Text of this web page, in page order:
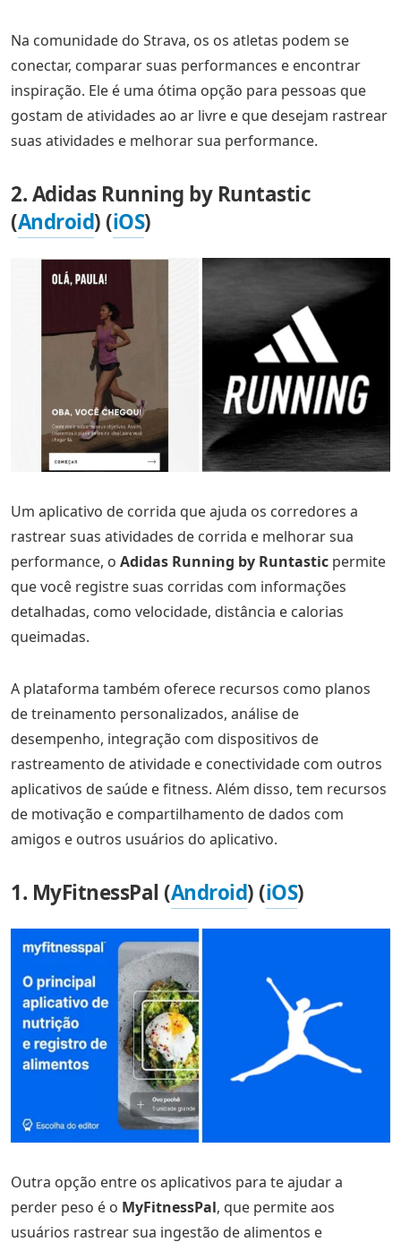
Na comunidade do Strava, os os atletas podem se
conectar, comparar suas performances e encontrar
inspiração. Ele é uma ótima opção para pessoas que
gostam de atividades ao ar livre e que desejam rastrear
suas atividades e melhorar sua performance.
2. Adidas Running by Runtastic
(Android) (iOS)
Um aplicativo de corrida que ajuda os corredores a
rastrear suas atividades de corrida e melhorar sua
performance, o Adidas Running by Runtastic permite
que você registre suas corridas com informações
detalhadas, como velocidade, distância e calorias
queimadas.
A plataforma também oferece recursos como planos
de treinamento personalizados, análise de
desempenho, integração com dispositivos de
rastreamento de atividade e conectividade com outros
aplicativos de saúde e fitness. Além disso, tem recursos
de motivação e compartilhamento de dados com
amigos e outros usuários do aplicativo.
1. MyFitnessPal (Android) (iOS)
Outra opção entre os aplicativos para te ajudar a
perder peso é o MyFitnessPal, que permite aos
usuários rastrear sua ingestão de alimentos e